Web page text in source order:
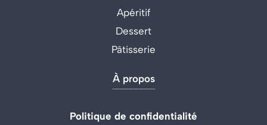
Apéritif
Dessert
Pâtisserie
À propos
Politique de confidentialité